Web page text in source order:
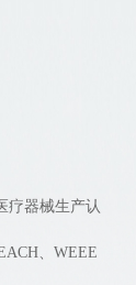
疗器械生产认
、WEEE